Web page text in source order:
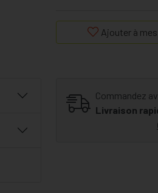
Ajouter à
Commandez
Livraison